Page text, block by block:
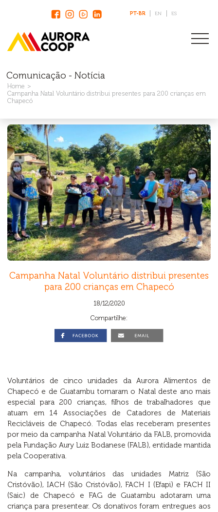
PT-BR EN ES
Comunicação - Notícia
Home
Campanha Natal Voluntário distribui presentes para 200 crianças em
Chapecó
Campanha Natal Voluntário distribui presentes
para 200 crianças em Chapecó
18/12/2020
Compartilhe:
Voluntários de cinco unidades da Aurora Alimentos de
Chapecó e de Guatambu tornaram o Natal deste ano mais
especial para 200 crianças, filhos de trabalhadores que
atuam em 14 Associações de Catadores de Materiais
Recicláveis de Chapecó. Todas elas receberam presentes
por meio da campanha Natal Voluntário da FALB, promovida
pela Fundação Aury Luiz Bodanese (FALB), entidade mantida
pela Cooperativa.
Na campanha, voluntários das unidades Matriz (São
Cristóvão), IACH (São Cristóvão), FACH I (Efapi) e FACH II
(Saic) de Chapecó e FAG de Guatambu adotaram uma
criança para presentear. Os donativos foram entregues aos